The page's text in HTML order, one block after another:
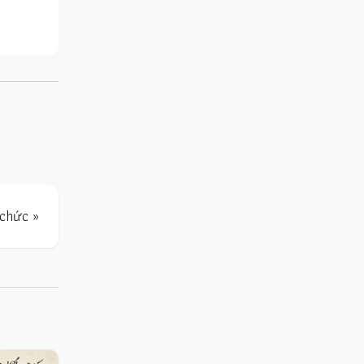
»